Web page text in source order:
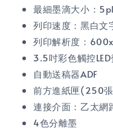
最細墨滴大小：5pl
列印速度：黑白
列印解析度：
3.5吋彩色觸控LED
自動送稿器ADF
前方進紙匣(250
連接介面：乙太
4色分離墨